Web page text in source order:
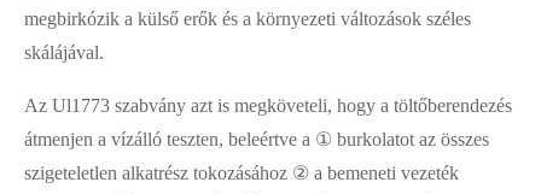
megbirkózik a külső erők és a környezeti változások széles
skálájával.
Az Ul1773 szabvány azt is megköveteli, hogy a töltőberendezés
átmenjen a vízálló teszten, beleértve a ① burkolatot az összes
szigeteletlen alkatrész tokozásához ② a bemeneti vezeték